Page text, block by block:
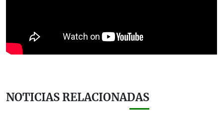
NOTICIAS RELACIONADAS